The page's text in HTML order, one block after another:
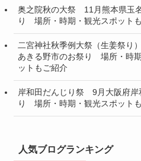
奥之院秋の大祭 11月熊本県玉
り 場所・時期・観光スポット
二宮神社秋季例大祭（生姜祭
あきる野市のお祭り 場所・時
ットもご紹介
岸和田だんじり祭 9月大阪府岸
り 場所・時期・観光スポット
人気ブログランキング